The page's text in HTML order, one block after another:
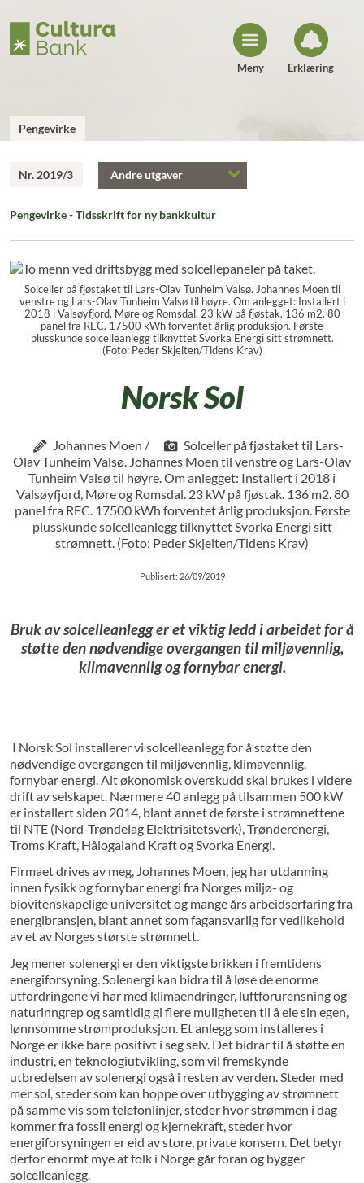
o
Meny Erklæring
Pengevirke
Nr. 2019/3 Andre utgaver
Pengevirke - Tidsskrift for ny bankkultur
Solceller på fjøstaket til Lars-Olav Tunheim Valsø. Johannes Moen til
venstre og Lars-Olav Tunheim Valsø til høyre. Om anlegget: Installert i
2018 i Valsøyfjord, Møre og Romsdal. 23 kW på fjøstak. 136 m2. 80
panel fra REC. 17500 kWh forventet årlig produksjon. Første
plusskunde solcelleanlegg tilknyttet Svorka Energi sitt strømnett.
(Foto: Peder Skjelten/Tidens Krav)
Norsk Sol
Johannes Moen /
Solceller på fjøstaket til Lars-
Olav Tunheim Valsø. Johannes Moen til venstre og Lars-Olav
Tunheim Valsø til høyre. Om anlegget: Installert i 2018 i
Valsøyfjord, Møre og Romsdal. 23 kW på fjøstak. 136 m2. 80
panel fra REC. 17500 kWh forventet årlig produksjon. Første
plusskunde solcelleanlegg tilknyttet Svorka Energi sitt
strømnett. (Foto: Peder Skjelten/Tidens Krav)
Publisert: 26/09/2019
Bruk av solcelleanlegg er et viktig ledd i arbeidet for å
støtte den nødvendige overgangen til miljøvennlig,
klimavennlig og fornybar energi.
I Norsk Sol installerer vi solcelleanlegg for å støtte den
nødvendige overgangen til miljøvennlig, klimavennlig,
fornybar energi. Alt økonomisk overskudd skal brukes i videre
drift av selskapet. Nærmere 40 anlegg på tilsammen 500 kW
er installert siden 2014, blant annet de første i strømnettene
til NTE (Nord-Trøndelag Elektrisitetsverk), Trønderenergi,
Troms Kraft, Hålogaland Kraft og Svorka Energi.
Firmaet drives av meg, Johannes Moen, jeg har utdanning
innen fysikk og fornybar energi fra Norges miljø- og
biovitenskapelige universitet og mange års arbeidserfaring fra
energibransjen, blant annet som fagansvarlig for vedlikehold
av et av Norges største strømnett.
Jeg mener solenergi er den viktigste brikken i fremtidens
energiforsyning. Solenergi kan bidra til å løse de enorme
utfordringene vi har med klimaendringer, luftforurensning og
naturinngrep og samtidig gi flere muligheten til å eie sin egen,
lønnsomme strømproduksjon. Et anlegg som installeres i
Norge er ikke bare positivt i seg selv. Det bidrar til å støtte en
industri, en teknologiutvikling, som vil fremskynde
utbredelsen av solenergi også i resten av verden. Steder med
mer sol, steder som kan hoppe over utbygging av strømnett
på samme vis som telefonlinjer, steder hvor strømmen i dag
kommer fra fossil energi og kjernekraft, steder hvor
energiforsyningen er eid av store, private konsern. Det betyr
derfor enormt mye at folk i Norge går foran og bygger
solcelleanlegg.